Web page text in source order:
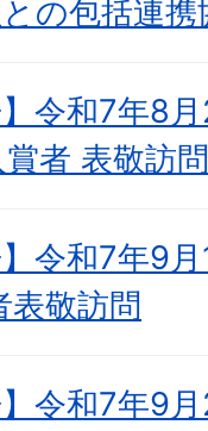
の包括連携
】令和7年8
者 表敬訪問
】令和7年9
表敬訪問
】令和7年9